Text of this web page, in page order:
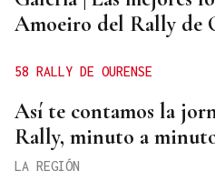
Amoeiro del Rally de
58 RALLY DE OURENSE
Así te contamos la
Rally, minuto a
LA REGIÓN